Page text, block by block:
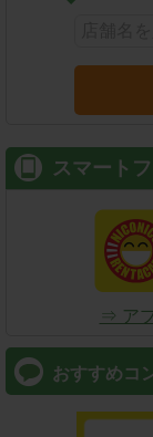
スマート
⇒ ア
おすすめコ